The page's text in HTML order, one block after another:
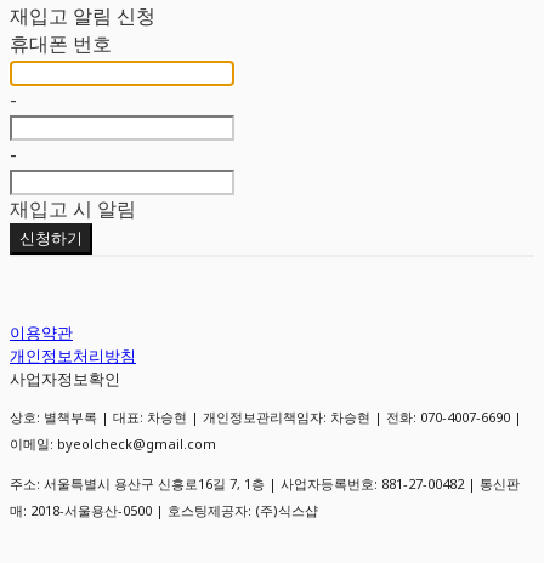
재입고 알림 신청
휴대폰 번호
-
-
재입고 시 알림
신청하기
이용약관
개인정보처리방침
사업자정보확인
상호: 별책부록 | 대표: 차승현 | 개인정보관리책임자: 차승현 | 전화: 070-4007-6690 |
이메일: byeolcheck@gmail.com
주소: 서울특별시 용산구 신흥로16길 7, 1층 | 사업자등록번호: 881-27-00482 | 통신판
매: 2018-서울용산-0500 | 호스팅제공자: (주)식스샵